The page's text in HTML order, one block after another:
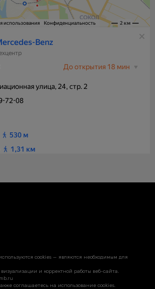
cookies — являются необходимым для
и корректной работы веб-сайта.
соглашаетесь на использование cookies.